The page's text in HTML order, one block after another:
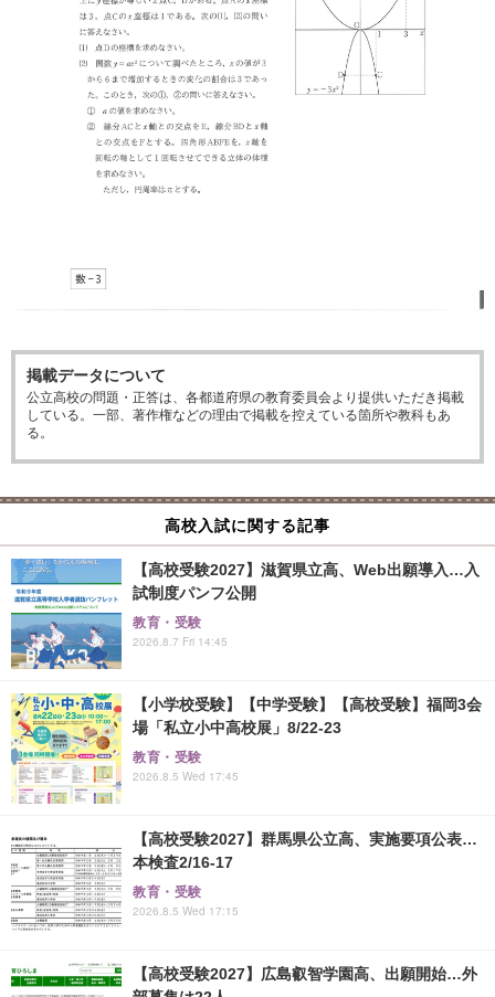
掲載データについて
公立高校の問題・正答は、各都道府県の教育委員会より提供いただき掲載
している。一部、著作権などの理由で掲載を控えている箇所や教科もあ
る。
高校入試に関する記事
【高校受験2027】滋賀県立高、Web出願導入…入
試制度パンフ公開
教育・受験
2026.8.7 Fri 14:45
【小学校受験】【中学受験】【高校受験】福岡3会
場「私立小中高校展」8/22-23
教育・受験
2026.8.5 Wed 17:45
【高校受験2027】群馬県公立高、実施要項公表…
本検査2/16-17
教育・受験
2026.8.5 Wed 17:15
【高校受験2027】広島叡智学園高、出願開始…外